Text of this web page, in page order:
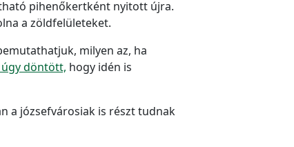
pihenőkertként nyitott újra.
a zöldfelületeket.
milyen az, ha
döntött, hogy idén is
a józsefvárosiak is részt tudnak